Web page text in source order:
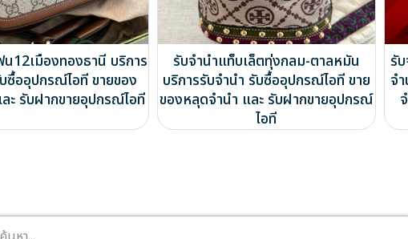
น12เมืองทองธานี บริการ
ซื้ออุปกรณ์ไอที ขายของ
ะ รับฝากขายอุปกรณ์ไอที
รับจำนำแท็บเล็ตทุ่งกลม-ตาลหมัน
บริการรับจำนำ รับซื้ออุปกรณ์ไอที ขาย
ของหลุดจำนำ และ รับฝากขายอุปกรณ์
ไอที
รั
จ